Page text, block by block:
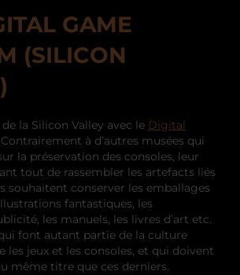
GAME
(SILICON
la Silicon Valley avec le Digital
Contrairement à d’autres musées qui
la préservation des consoles, leur
tout de rassembler les artefacts liés
souhaitent conserver les emballages
fantastiques, les
les manuels, les livres d’art etc.
font autant partie de la culture
les jeux et les consoles, et qui doivent
même titre que ces derniers.